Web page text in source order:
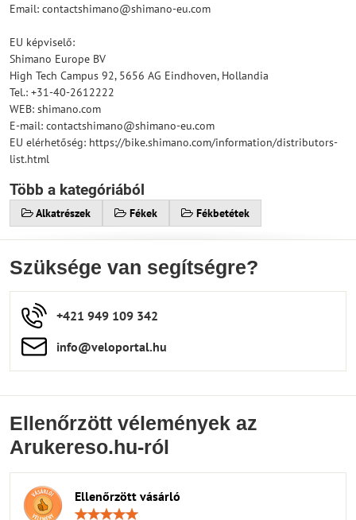
Email: contactshimano@shimano-eu.com
EU képviselő:
Shimano Europe BV
High Tech Campus 92, 5656 AG Eindhoven, Hollandia
Tel.: +31-40-2612222
WEB: shimano.com
E-mail: contactshimano@shimano-eu.com
EU elérhetőség: https://bike.shimano.com/information/distributors-
list.html
Több a kategóriából
Alkatrészek Fékek Fékbetétek
Szüksége van segítségre?
+421 949 109 342
info​​@veloportal​.hu
Ellenőrzött vélemények az
Arukereso.hu-ról
Ellenőrzött vásárló